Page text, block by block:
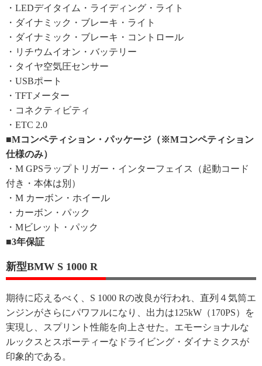
・LEDデイタイム・ライディング・ライト
・ダイナミック・ブレーキ・ライト
・ダイナミック・ブレーキ・コントロール
・リチウムイオン・バッテリー
・タイヤ空気圧センサー
・USBポート
・TFTメーター
・コネクティビティ
・ETC 2.0
■Mコンペティション・パッケージ（※Mコンペティション
仕様のみ）
・M GPSラップトリガー・インターフェイス（起動コード
付き・本体は別）
・M カーボン・ホイール
・カーボン・パック
・Mビレット・パック
■3年保証
新型BMW S 1000 R
期待に応えるべく、S 1000 Rの改良が行われ、直列４気筒エ
ンジンがさらにパワフルになり、出力は125kW（170PS）を
実現し、スプリント性能を向上させた。エモーショナルな
ルックスとスポーティーなドライビング・ダイナミクスが
印象的である。